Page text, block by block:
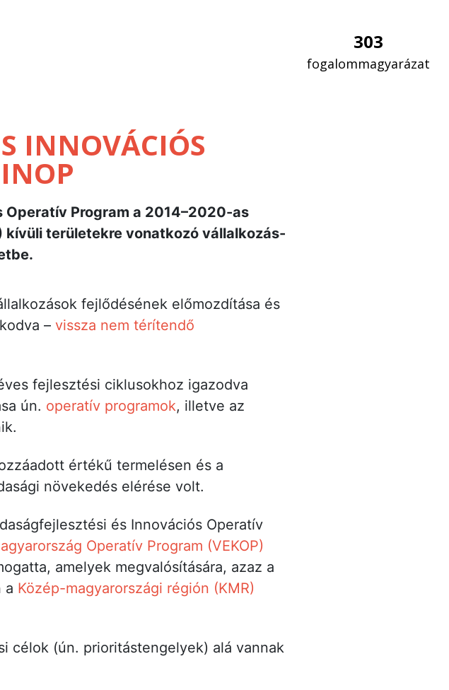
303
fogalommagyarázat
INNOVÁCIÓS
Operatív Program a 2014–2020-as
kívüli területekre vonatkozó vállalkozás-
fejlődésének előmozdítása és
– vissza nem térítendő
fejlesztési ciklusokhoz igazodva
ún. operatív programok, illetve az
értékű termelésen és a
növekedés elérése volt.
és Innovációs Operatív
Operatív Program (VEKOP)
amelyek megvalósítására, azaz a
a Közép-magyarországi régión (KMR)
célok (ún. prioritástengelyek) alá vannak